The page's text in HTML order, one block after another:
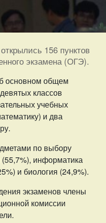
156 пунктов
экзамена (ОГЭ).
основном общем
классов
учебных
и два
по выбору
информатика
и биология (24,9%).
экзаменов члены
комиссии